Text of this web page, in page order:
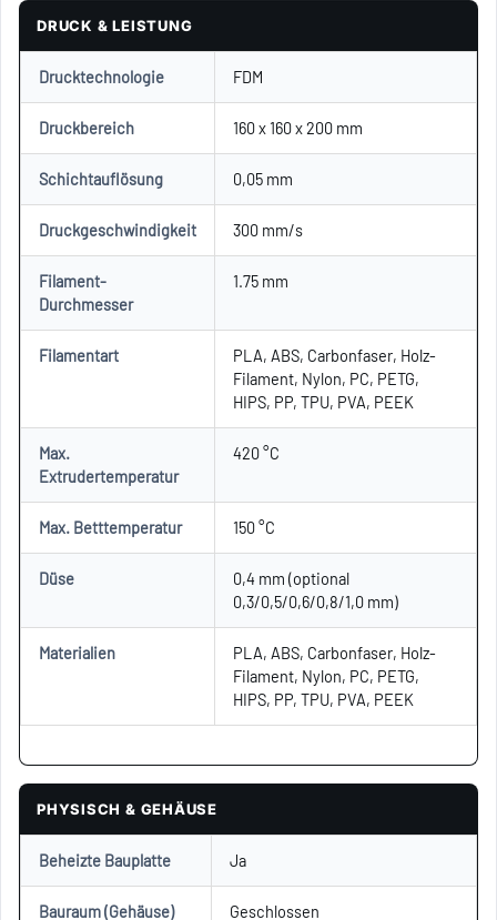
DRUCK & LEISTUNG
Drucktechnologie FDM
Druckbereich 160 x 160 x 200 mm
Schichtauflösung 0,05 mm
Druckgeschwindigkeit 300 mm/s
Filament-
Durchmesser
1.75 mm
Filamentart
PLA, ABS, Carbonfaser, Holz-
Filament, Nylon, PC, PETG,
HIPS, PP, TPU, PVA, PEEK
Max.
Extrudertemperatur
420 °C
Max. Betttemperatur 150 °C
Düse
0,4 mm (optional
0,3/0,5/0,6/0,8/1,0 mm)
Materialien
PLA, ABS, Carbonfaser, Holz-
Filament, Nylon, PC, PETG,
HIPS, PP, TPU, PVA, PEEK
PHYSISCH & GEHÄUSE
Beheizte Bauplatte Ja
Bauraum (Gehäuse) Geschlossen